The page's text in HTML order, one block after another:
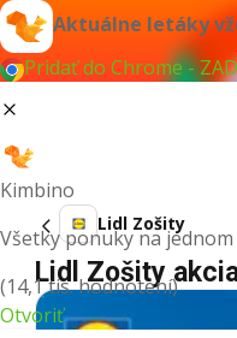
Aktuálne letáky
Pridať do Chrome -
Kimbino
Všetky ponuky na
(14,1 tis. hodnotení)
Otvoriť
Lidl Zošity
Lidl Zošity